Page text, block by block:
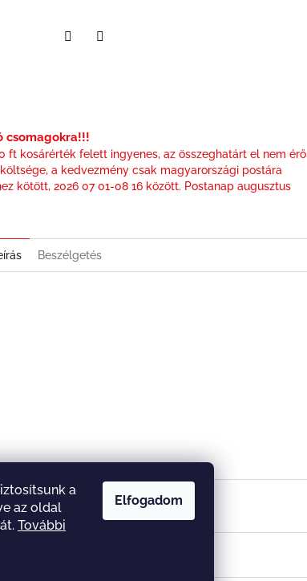
a
az oldal
További
Elfogadom
csomagokra!!!
ft kosárérték felett ingyenes, az összeghatárt el nem érő
a kedvezmény csak magyarországi postára
kötött, 2026 07 01-08 16 között. Postanap augusztus
Beszélgetés